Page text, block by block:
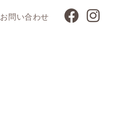
お問い合わせ